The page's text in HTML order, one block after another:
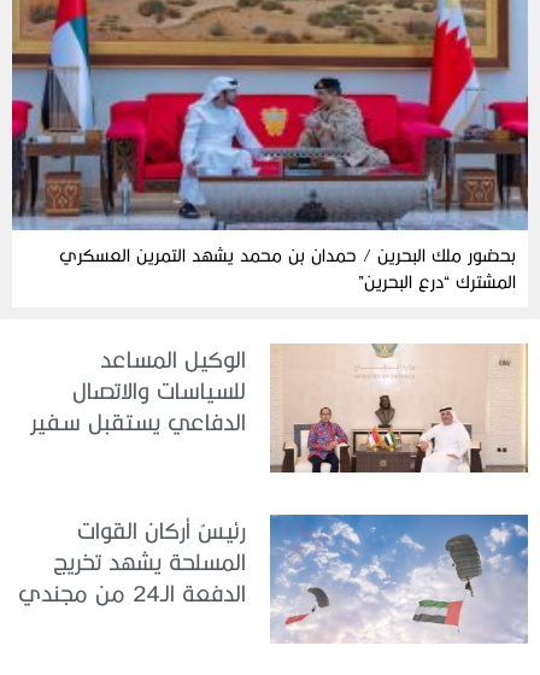
بحضور ملك البحرين / حمدان بن محمد يشهد التمرين العسكري
المشترك “درع البحرين”
الوكيل المساعد
للسياسات والاتصال
الدفاعي يستقبل سفير
رئيسُ أركان القوات
المسلحة يشهد تخريج
الدفعة الـ24 من مجندي